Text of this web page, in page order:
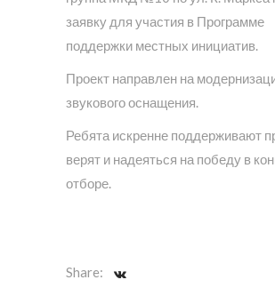
заявку для участия в Программе
поддержки местных инициатив.
Проект направлен на
звукового оснащения.
Ребята искренне поддерживают
верят и надеяться на победу в
отборе.
Share: